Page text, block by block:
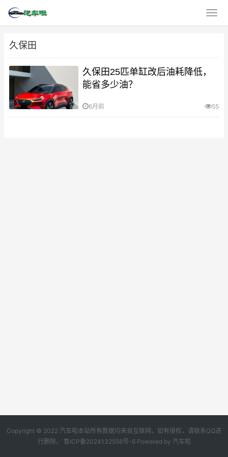
久保田
久保田25匹单缸改后油耗降低，
能省多少油？
6月前 55
Copyright © 2022 汽车啦本站所有数据均来自互联网，如有侵权，请联系QQ进
行删除。 鲁ICP备2024132558号-6Powered by 汽车啦